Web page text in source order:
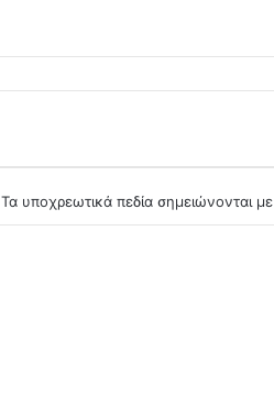
Τα υποχρεωτικά πεδία σημειώνονται με